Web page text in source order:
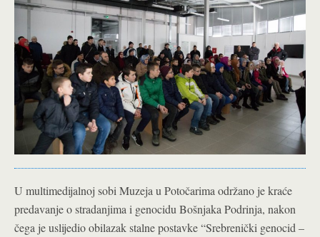
U multimedijalnoj sobi Muzeja u Potočarima održano je kraće
predavanje o stradanjima i genocidu Bošnjaka Podrinja, nakon
čega je uslijedio obilazak stalne postavke “Srebrenički genocid –